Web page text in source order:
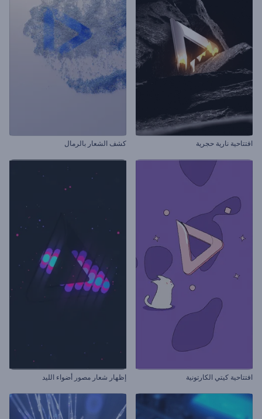
افتتاحية نارية حجرية كشف الشعار بالرمال
افتتاحية كيتي الكارتونية إظهار شعار مصور أضواء الليد